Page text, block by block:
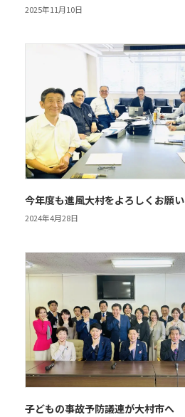
2025年11月10日
今年度も進風大村をよろしくお願
2024年4月28日
子どもの事故予防議連が大村市へ